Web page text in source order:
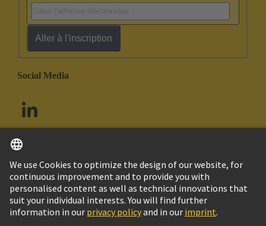
Aller à l'inscription
Social Media
Canada Français
© HARTING Technology Group